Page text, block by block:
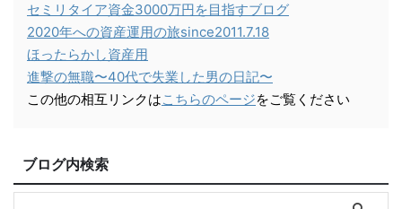
セミリタイア資金3000万円を目指すブログ
2020年への資産運用の旅since2011.7.18
ほったらかし資産用
進撃の無職〜40代で失業した男の日記〜
この他の相互リンクはこちらのページをご覧ください
ブログ内検索